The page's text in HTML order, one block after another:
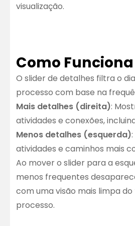
visualização.
Como Funciona
O slider de detalhes filtra o
processo com base na
Mais detalhes (direita):
atividades e conexões,
Menos detalhes (esquerda)
atividades e caminhos mais
Ao mover o slider para a
menos frequentes
com uma visão mais limpa
processo.